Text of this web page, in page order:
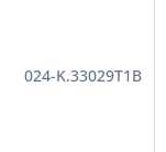
024-K.33029T1B